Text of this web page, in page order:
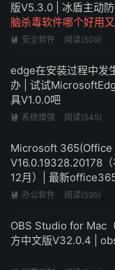
版V5.3.0 | 冰盾主动
脑杀毒软件哪个好用
 安全软件 阅读(509)
edge在安装过程中发
办 | 试试
具V1.0.0吧
 系统增强 阅读(545)
Microsoft 365(Office
V16.0.19328.20178
12月）| 最新
Microsoft365下载
 办公软件 阅读(595)
OBS Studio for Mac
方中文版V32.0.4 |